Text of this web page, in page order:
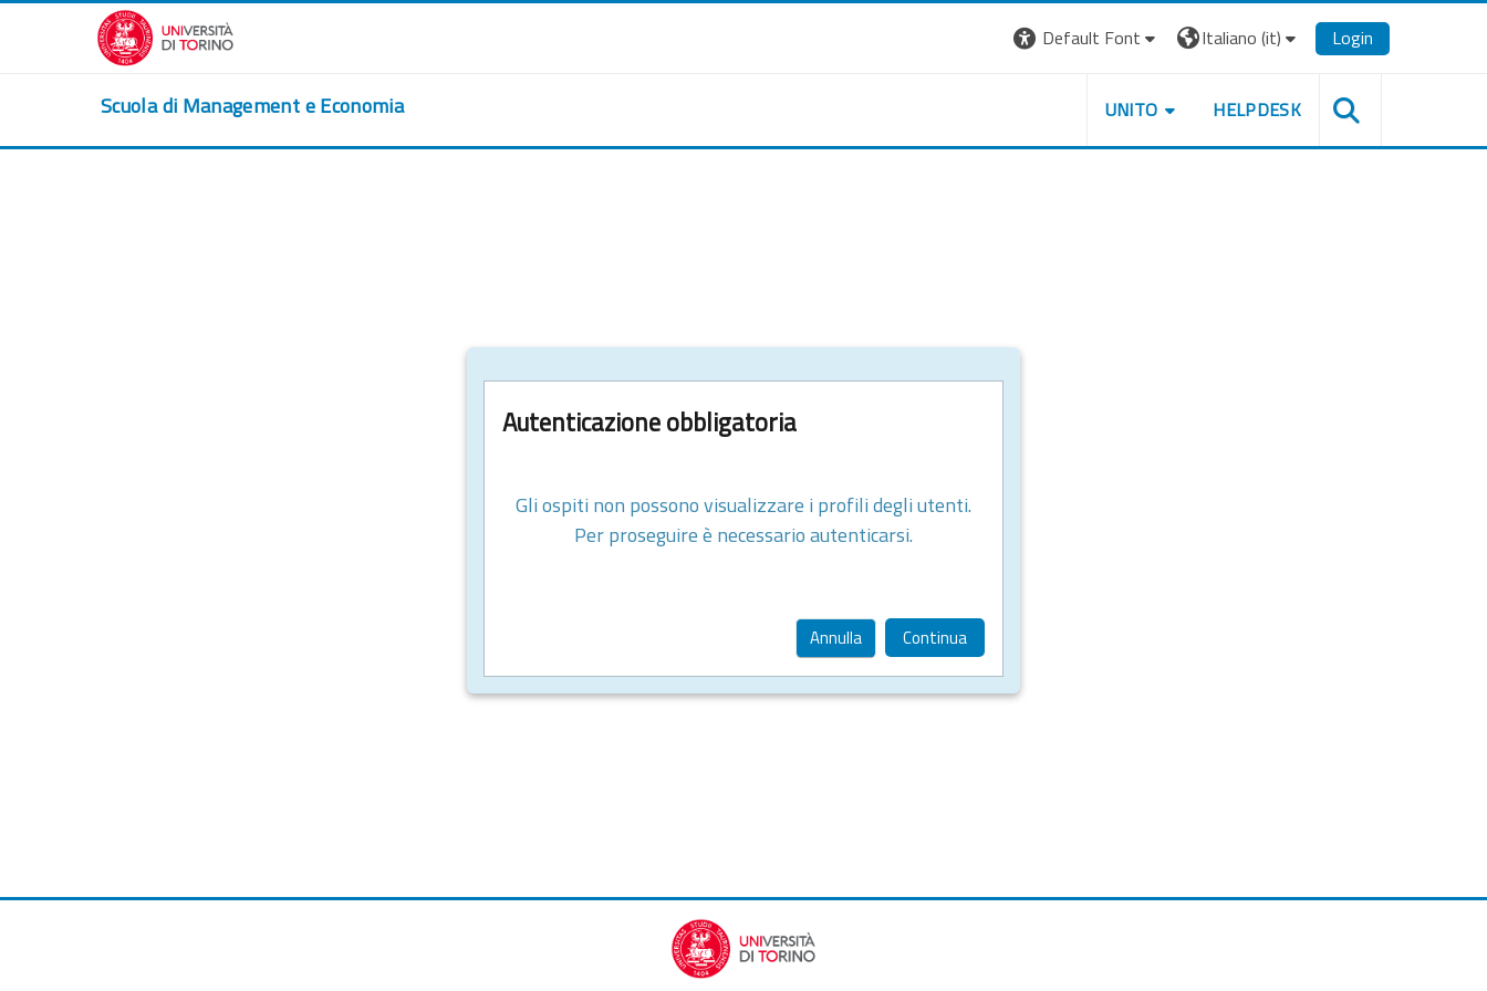
Vai al contenuto principale
Default Font
Italiano ‎(it)‎ Login
Scuola di Management e Economia UNITO HELPDESK
Autenticazione obbligatoria
Gli ospiti non possono visualizzare i profili degli utenti.
Per proseguire è necessario autenticarsi.
Annulla Continua